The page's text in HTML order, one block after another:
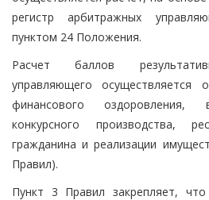
регистр арбитражных
пунктом 24 Положения.
Расчет баллов
управляющего осуществляется
финансового оздоровления,
конкурсного производства,
гражданина и реализации
Правил).
Пункт 3 Правил закрепляет,